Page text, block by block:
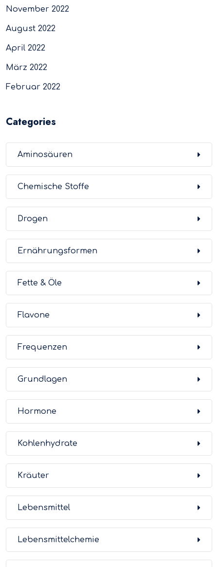
November 2022
August 2022
April 2022
März 2022
Februar 2022
Categories
Aminosäuren
Chemische Stoffe
Drogen
Ernährungsformen
Fette & Öle
Flavone
Frequenzen
Grundlagen
Hormone
Kohlenhydrate
Kräuter
Lebensmittel
Lebensmittelchemie